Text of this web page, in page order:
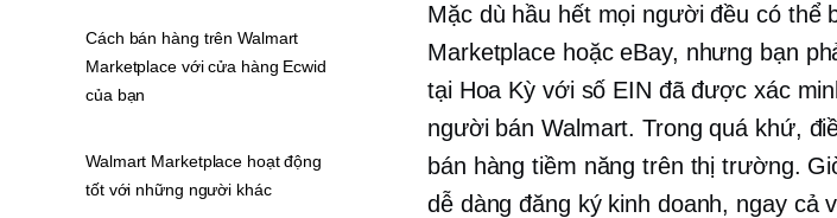
Mặc dù hầu hết mọi người đều có thể
Marketplace hoặc eBay, nhưng bạn
tại Hoa Kỳ với số EIN đã được xác
người bán Walmart. Trong quá khứ,
bán hàng tiềm năng trên thị trường.
dễ dàng đăng ký kinh doanh, ngay cả
Cách bán hàng trên Walmart
Marketplace với cửa hàng Ecwid
của bạn
Walmart Marketplace hoạt động
tốt với những người khác